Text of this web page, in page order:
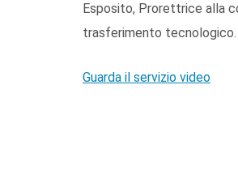
Esposito, Prorettrice alla
trasferimento tecnologico.
Guarda il servizio video